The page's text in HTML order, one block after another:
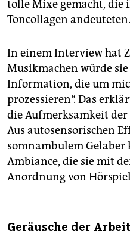
tolle Mixe gemacht,
Toncollagen andeuteten.
In einem Interview hat
Musikmachen würde
Information, die um
prozessieren“. Das
die Aufmerksamkeit
Aus autosensorischen
somnambulem
Ambiance, die sie mit
Anordnung von
Geräusche der